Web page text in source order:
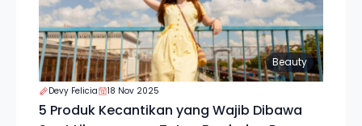
Beauty
Devy Felicia 18 Nov 2025
5 Produk Kecantikan yang Wajib Dibawa